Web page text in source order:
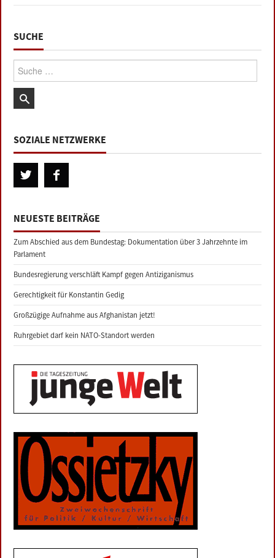
SUCHE
Suche:
SOZIALE NETZWERKE
NEUESTE BEITRÄGE
Zum Abschied aus dem Bundestag: Dokumentation über 3 Jahrzehnte im
Parlament
Bundesregierung verschläft Kampf gegen Antiziganismus
Gerechtigkeit für Konstantin Gedig
Großzügige Aufnahme aus Afghanistan jetzt!
Ruhrgebiet darf kein NATO-Standort werden